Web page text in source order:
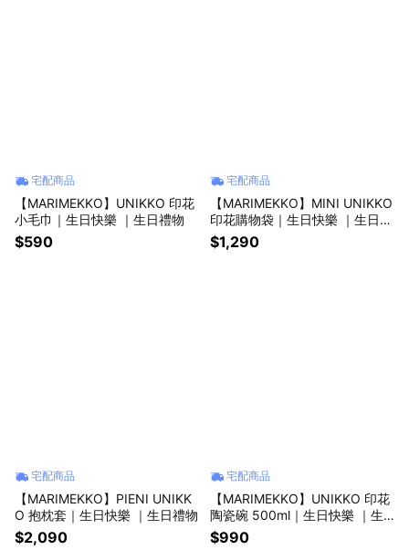
宅配商品
【MARIMEKKO】UNIKKO 印花
小毛巾｜生日快樂 ｜生日禮物
$590
宅配商品
【MARIMEKKO】MINI UNIKKO
印花購物袋｜生日快樂 ｜生日禮
物
$1,290
宅配商品
【MARIMEKKO】PIENI UNIKK
O 抱枕套｜生日快樂 ｜生日禮物
$2,090
宅配商品
【MARIMEKKO】UNIKKO 印花
陶瓷碗 500ml｜生日快樂 ｜生
日禮物
$990